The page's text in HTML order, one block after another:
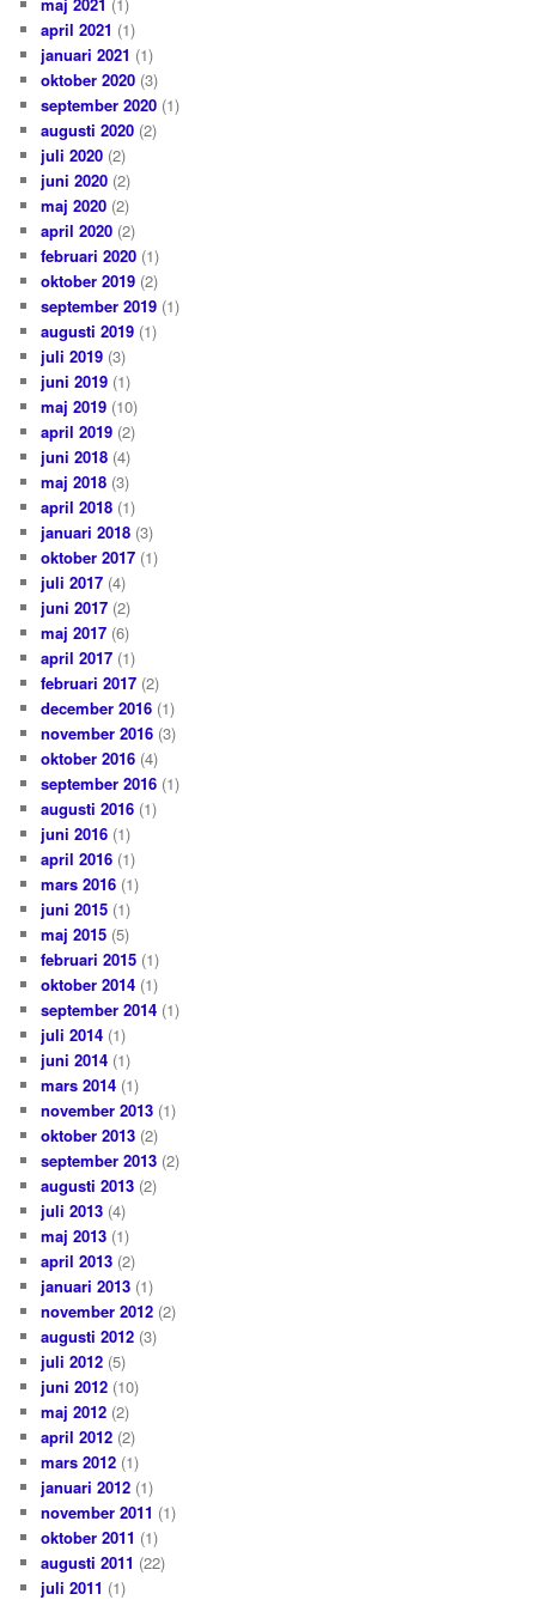
april 2021 (1)
januari 2021 (1)
oktober 2020 (3)
september 2020 (1)
augusti 2020 (2)
juli 2020 (2)
juni 2020 (2)
maj 2020 (2)
april 2020 (2)
februari 2020 (1)
oktober 2019 (2)
september 2019 (1)
augusti 2019 (1)
juli 2019 (3)
juni 2019 (1)
maj 2019 (10)
april 2019 (2)
juni 2018 (4)
maj 2018 (3)
april 2018 (1)
januari 2018 (3)
oktober 2017 (1)
juli 2017 (4)
juni 2017 (2)
maj 2017 (6)
april 2017 (1)
februari 2017 (2)
december 2016 (1)
november 2016 (3)
oktober 2016 (4)
september 2016 (1)
augusti 2016 (1)
juni 2016 (1)
april 2016 (1)
mars 2016 (1)
juni 2015 (1)
maj 2015 (5)
februari 2015 (1)
oktober 2014 (1)
september 2014 (1)
juli 2014 (1)
juni 2014 (1)
mars 2014 (1)
november 2013 (1)
oktober 2013 (2)
september 2013 (2)
augusti 2013 (2)
juli 2013 (4)
maj 2013 (1)
april 2013 (2)
januari 2013 (1)
november 2012 (2)
augusti 2012 (3)
juli 2012 (5)
juni 2012 (10)
maj 2012 (2)
april 2012 (2)
mars 2012 (1)
januari 2012 (1)
november 2011 (1)
oktober 2011 (1)
augusti 2011 (22)
juli 2011 (1)